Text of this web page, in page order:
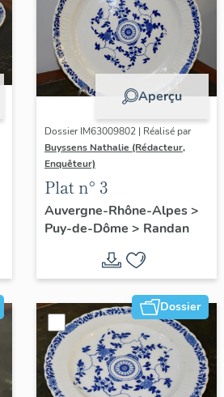
Aperçu
Dossier IM63009802 | Réalisé par
Buyssens Nathalie (Rédacteur,
Enquêteur)
Plat n° 3
Auvergne-Rhône-Alpes>
Puy-de-Dôme > Randan
Dossier